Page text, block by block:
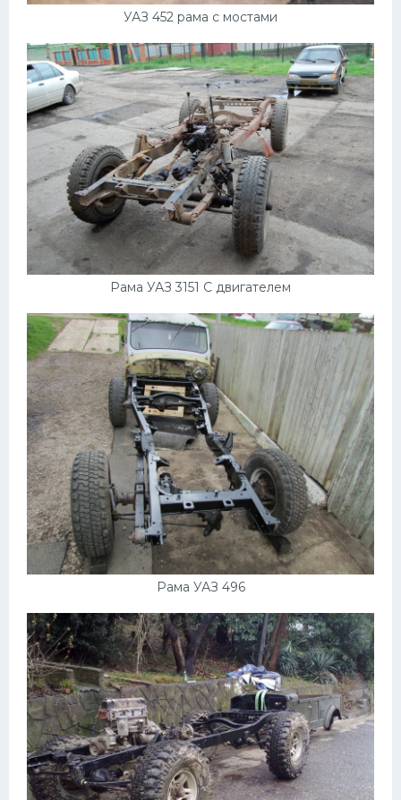
УАЗ 452 рама с мостами
Рама УАЗ 3151 С двигателем
Рама УАЗ 496